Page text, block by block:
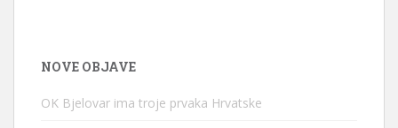
NOVE OBJAVE
OK Bjelovar ima troje prvaka Hrvatske